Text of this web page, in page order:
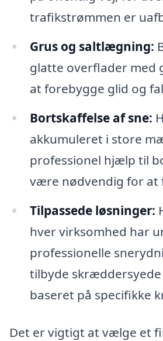
trafikstrømmen er
Grus og saltlægning:
glatte overflader med
at forebygge glid og
Bortskaffelse af sne:
akkumuleret i store
professionel hjælp til
være nødvendig for at
Tilpassede løsninger:
hver virksomhed har
professionelle
tilbyde
baseret på specifikke
Det er vigtigt at vælge et